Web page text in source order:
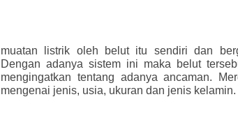
muatan listrik oleh belut itu sendiri dan
Dengan adanya sistem ini maka belut
mengingatkan tentang adanya ancaman.
mengenai jenis, usia, ukuran dan jenis kelamin.